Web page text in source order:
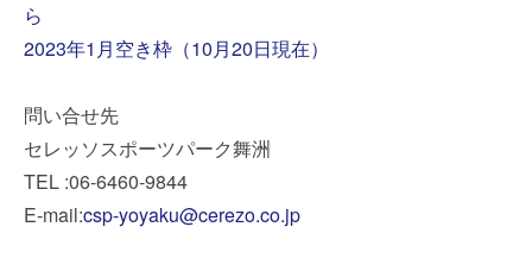
ら
2023年1月空き枠（10月20日現在）
問い合せ先
セレッソスポーツパーク舞洲
TEL :06-6460-9844
E-mail:csp-yoyaku@cerezo.co.jp